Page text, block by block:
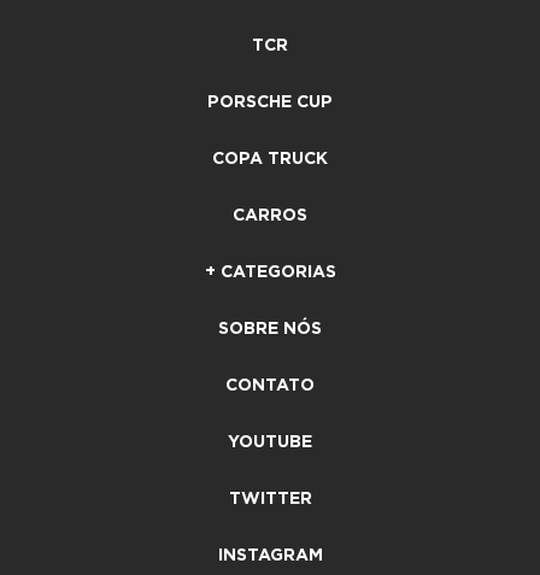
TCR
PORSCHE CUP
COPA TRUCK
CARROS
+ CATEGORIAS
SOBRE NÓS
CONTATO
YOUTUBE
TWITTER
INSTAGRAM